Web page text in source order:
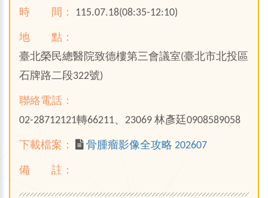
時 間： 115.07.18(08:35-12:10)
地 點：
臺北榮民總醫院致德樓第三會議室(臺北市北投區
石牌路二段322號)
聯絡電話：
02-28712121轉66211、23069 林彥廷0908589058
下載檔案： 骨腫瘤影像全攻略 202607
備 註：